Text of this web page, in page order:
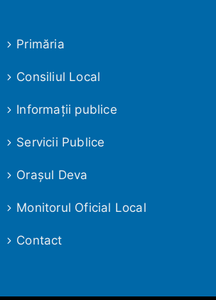
Primăria
Consiliul Local
Informaţii publice
Servicii Publice
Oraşul Deva
Monitorul Oficial Local
Contact